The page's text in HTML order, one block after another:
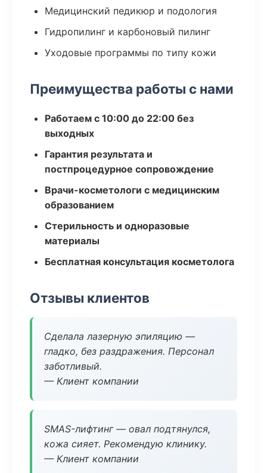
Медицинский педикюр и подология
Гидропилинг и карбоновый пилинг
Уходовые программы по типу кожи
Преимущества работы с нами
Работаем с 10:00 до 22:00 без
выходных
Гарантия результата и
постпроцедурное сопровождение
Врачи-косметологи с медицинским
образованием
Стерильность и одноразовые
материалы
Бесплатная консультация косметолога
Отзывы клиентов
Сделала лазерную эпиляцию —
гладко, без раздражения. Персонал
заботливый.
— Клиент компании
SMAS-лифтинг — овал подтянулся,
кожа сияет. Рекомендую клинику.
— Клиент компании